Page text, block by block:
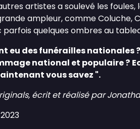
artistes a soulevé les foules,
ampleur, comme Coluche,
parfois quelques ombres au
eu des funérailles nationales
national et populaire ?
vous savez ".
écrit et réalisé par